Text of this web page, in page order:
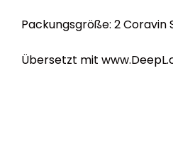
Packungsgröße: 2
Übersetzt mit